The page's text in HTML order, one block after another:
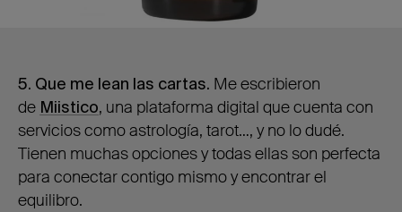
5. Que me lean las cartas. Me escribieron
de Miistico, una plataforma digital que cuenta con
servicios como astrología, tarot…, y no lo dudé.
Tienen muchas opciones y todas ellas son perfecta
para conectar contigo mismo y encontrar el
equilibro.